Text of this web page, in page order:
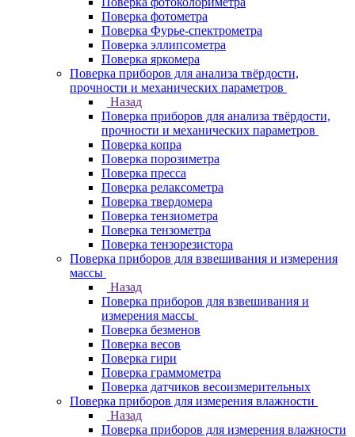
Поверка фотометра
Поверка Фурье-спектрометра
Поверка эллипсометра
Поверка яркомера
Поверка приборов для анализа твёрдости,
прочности и механических параметров
Назад
Поверка приборов для анализа твёрдости,
прочности и механических параметров
Поверка копра
Поверка порозиметра
Поверка пресса
Поверка релаксометра
Поверка твердомера
Поверка тензиометра
Поверка тензометра
Поверка тензорезистора
Поверка приборов для взвешивания и измерения
массы
Назад
Поверка приборов для взвешивания и
измерения массы
Поверка безменов
Поверка весов
Поверка гири
Поверка граммометра
Поверка датчиков весоизмерительных
Поверка приборов для измерения влажности
Назад
Поверка приборов для измерения влажности